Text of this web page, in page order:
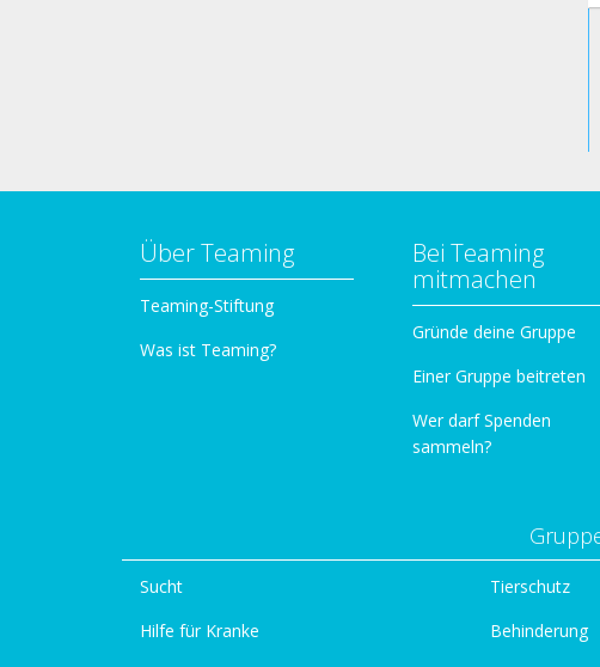
Über Teaming
Teaming-Stiftung
Was ist Teaming?
Bei Teaming
mitmachen
Gründe deine Gruppe
Einer Gruppe beitreten
Wer darf Spenden
sammeln?
Sucht
Hilfe für Kranke
Tierschutz
Behinderung